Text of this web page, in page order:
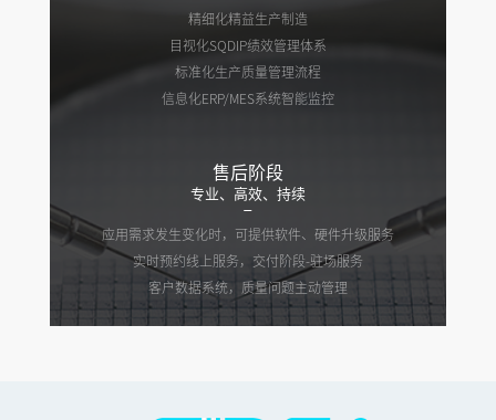
精细化精益生产制造
目视化SQDIP绩效管理体系
标准化生产质量管理流程
信息化ERP/MES系统智能监控
售后阶段
专业、高效、持续
应用需求发生变化时，可提供软件、硬件升级服务
实时预约线上服务，交付阶段-驻场服务
客户数据系统，质量问题主动管理